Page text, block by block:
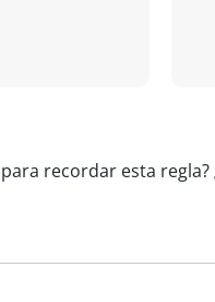
recordar esta